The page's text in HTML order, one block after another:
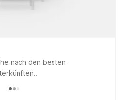
nach den besten